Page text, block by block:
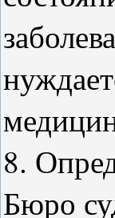
8.
Бюро